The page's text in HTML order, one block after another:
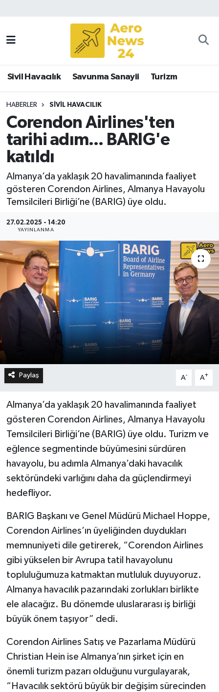
Sivil Havacılık Savunma Sanayii Turizm
HABERLER SIVIL HAVACILIK
Corendon Airlines'ten
tarihi adım... BARIG'e
katıldı
Almanya’da yaklaşık 20 havalimanında faaliyet
gösteren Corendon Airlines, Almanya Havayolu
Temsilcileri Birliği’ne (BARIG) üye oldu.
27.02.2025 - 14:20
YAYINLANMA
Paylaş A- A+
Almanya’da yaklaşık 20 havalimanında faaliyet
gösteren Corendon Airlines, Almanya Havayolu
Temsilcileri Birliği’ne (BARIG) üye oldu. Turizm ve
eğlence segmentinde büyümesini sürdüren
havayolu, bu adımla Almanya’daki havacılık
sektöründeki varlığını daha da güçlendirmeyi
hedefliyor.
BARIG Başkanı ve Genel Müdürü Michael Hoppe,
Corendon Airlines’ın üyeliğinden duydukları
memnuniyeti dile getirerek, “Corendon Airlines
gibi yükselen bir Avrupa tatil havayolunu
topluluğumuza katmaktan mutluluk duyuyoruz.
Almanya havacılık pazarındaki zorlukları birlikte
ele alacağız. Bu dönemde uluslararası iş birliği
büyük önem taşıyor” dedi.
Corendon Airlines Satış ve Pazarlama Müdürü
Christian Hein ise Almanya’nın şirket için en
önemli turizm pazarı olduğunu vurgulayarak,
“Havacılık sektörü büyük bir değişim sürecinden